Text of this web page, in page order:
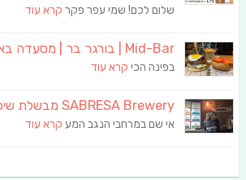
שלום לכם! שמי עפר פקר קרא עוד
Mid-Bar | בורגר בר | מסעדה באשכול
בפינה הכי קרא עוד
SABRESA Brewery מבשלת שיכר | מבשלת בירה
אי שם במרחבי הנגב המע קרא עוד